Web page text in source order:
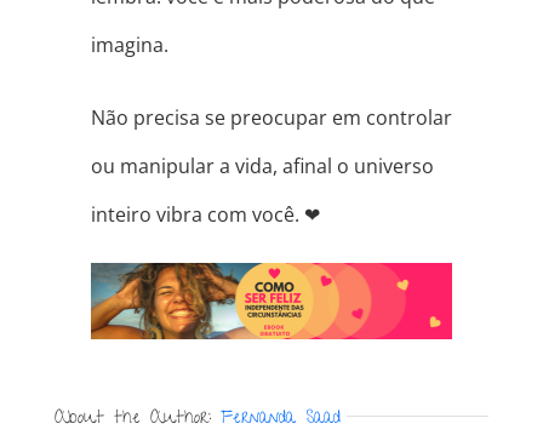
imagina.
Não precisa se preocupar em controlar
ou manipular a vida, afinal o universo
inteiro vibra com você. ❤
About the Author: Fernanda Saad